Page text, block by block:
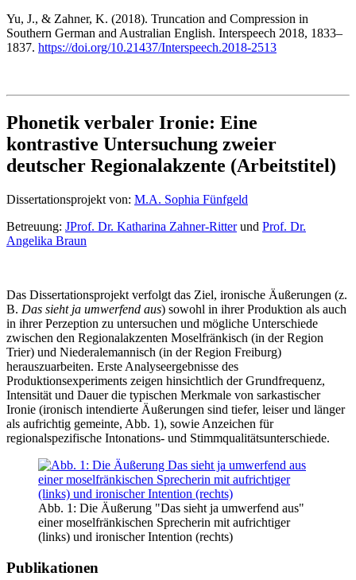
Yu, J., & Zahner, K. (2018). Truncation and Compression in
Southern German and Australian English. Interspeech 2018, 1833–
1837. https://doi.org/10.21437/Interspeech.2018-2513
Phonetik verbaler Ironie: Eine
kontrastive Untersuchung zweier
deutscher Regionalakzente (Arbeitstitel)
Dissertationsprojekt von: M.A. Sophia Fünfgeld
Betreuung: JProf. Dr. Katharina Zahner-Ritterund Prof. Dr.
Angelika Braun
Das Dissertationsprojekt verfolgt das Ziel, ironische Äußerungen (z.
B. Das sieht ja umwerfend aus) sowohl in ihrer Produktion als auch
in ihrer Perzeption zu untersuchen und mögliche Unterschiede
zwischen den Regionalakzenten Moselfränkisch (in der Region
Trier) und Niederalemannisch (in der Region Freiburg)
herauszuarbeiten. Erste Analyseergebnisse des
Produktionsexperiments zeigen hinsichtlich der Grundfrequenz,
Intensität und Dauer die typischen Merkmale von sarkastischer
Ironie (ironisch intendierte Äußerungen sind tiefer, leiser und länger
als aufrichtig gemeinte, Abb. 1), sowie Anzeichen für
regionalspezifische Intonations- und Stimmqualitätsunterschiede.
Abb. 1: Die Äußerung "Das sieht ja umwerfend aus"
einer moselfränkischen Sprecherin mit aufrichtiger
(links) und ironischer Intention (rechts)
Publikationen